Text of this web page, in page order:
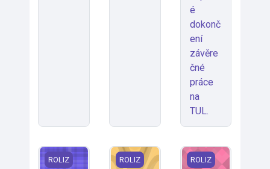
é
dokonč
ení
závěre
čné
práce
na
TUL.
Návody ke STAGu
ROLIZ Numerická lineární algebra
ROLIZ Numerické metody
ROLIZ